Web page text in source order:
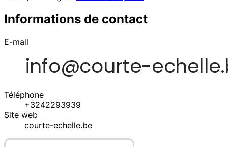
Informations de contact
E-mail
Téléphone
+3242293939
Site web
courte-echelle.be